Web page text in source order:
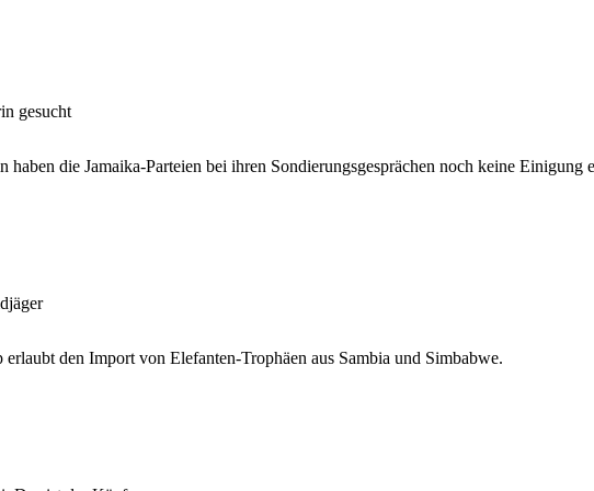
gesucht
haben die Jamaika-Parteien bei ihren Sondierungsgesprächen noch keine Einigung
den Import von Elefanten-Trophäen aus Sambia und Simbabwe.